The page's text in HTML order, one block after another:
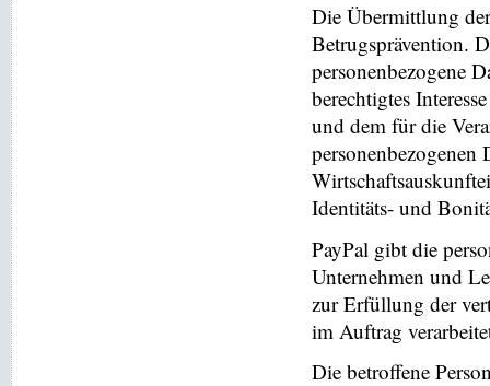
Die Übermittlung
Betrugsprävention.
personenbezogene
berechtigtes
und dem für die
personenbezogenen
Identitäts- und
PayPal gibt die
Unternehmen und
zur Erfüllung der
im Auftrag
Die betroffene